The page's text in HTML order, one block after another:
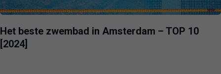
Het beste zwembad in Amsterdam – TOP 10
[2024]